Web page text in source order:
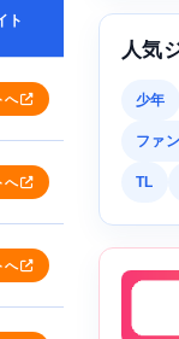
ト
へ
へ
へ
人気
少年
ファ
TL